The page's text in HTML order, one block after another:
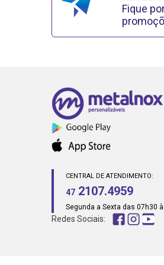
Fique
CENTRAL DE ATENDIMENTO:
47 2107.4959
Segunda a Sexta das 07h30
Redes Sociais: